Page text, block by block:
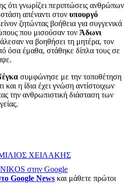
ότι γνωρίζει περιπτώσεις ανθρώπων
απέναντι στον υπουργό
ζητώντας βοήθεια για συγγενικά
που μισούσαν τον Άδωνι
να βοηθήσει τη μητέρα, τον
όσα έμαθα, στάθηκε δίπλα τους σε
συμφώνησε με την τοποθέτηση
η ίδια έχει γνώση αντίστοιχων
την ανθρωπιστική διάσταση των
ΧΕΙΛΑΚΗΣ
στην Google
Google News και μάθετε πρώτοι